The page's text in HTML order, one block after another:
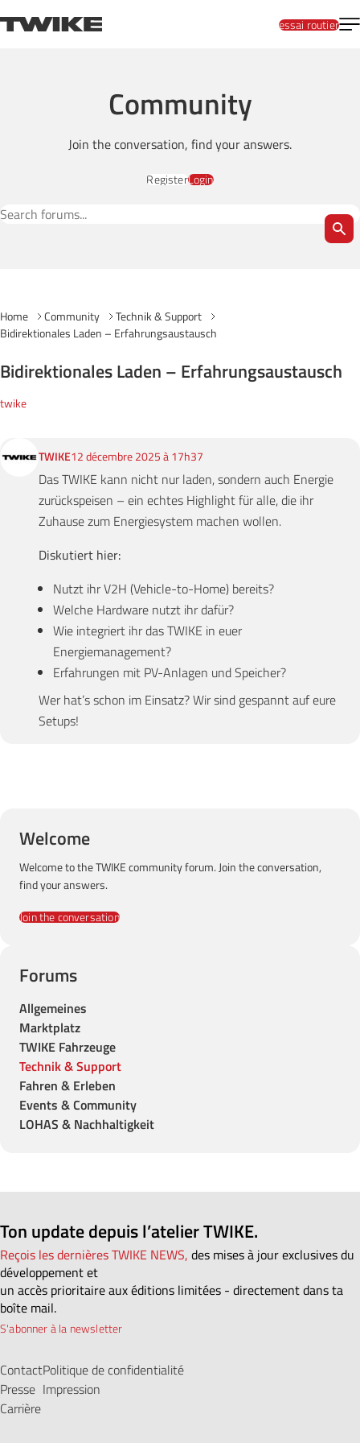
TWIKE
essai routier
Community
Join the conversation, find your answers.
RegisterLogin
Search Forums
Home Community
Technik & Support
Bidirektionales Laden – Erfahrungsaustausch
Bidirektionales Laden – Erfahrungsaustausch
twike
TWIKE12 décembre 2025 à 17h37
Das TWIKE kann nicht nur laden, sondern auch Energie
zurückspeisen – ein echtes Highlight für alle, die ihr
Zuhause zum Energiesystem machen wollen.
Diskutiert hier:
Nutzt ihr V2H (Vehicle-to-Home) bereits?
Welche Hardware nutzt ihr dafür?
Wie integriert ihr das TWIKE in euer
Energiemanagement?
Erfahrungen mit PV-Anlagen und Speicher?
Wer hat’s schon im Einsatz? Wir sind gespannt auf eure
Setups!
Welcome
Welcome to the TWIKE community forum. Join the conversation,
find your answers.
Join the conversation
Forums
Allgemeines
Marktplatz
TWIKE Fahrzeuge
Technik & Support
Fahren & Erleben
Events & Community
LOHAS & Nachhaltigkeit
Ton update depuis l’atelier TWIKE.
Reçois les dernières TWIKE NEWS, des mises à jour exclusives du
développement et
un accès prioritaire aux éditions limitées - directement dans ta
boîte mail.
S'abonner à la newsletter
Contact
Presse
Carrière
Politique de confidentialité
Impression